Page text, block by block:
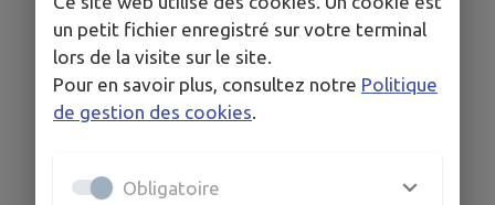
un petit fichier enregistré sur votre terminal
lors de la visite sur le site.
Pour en savoir plus, consultez notre Politique
de gestion des cookies.
Obligatoire